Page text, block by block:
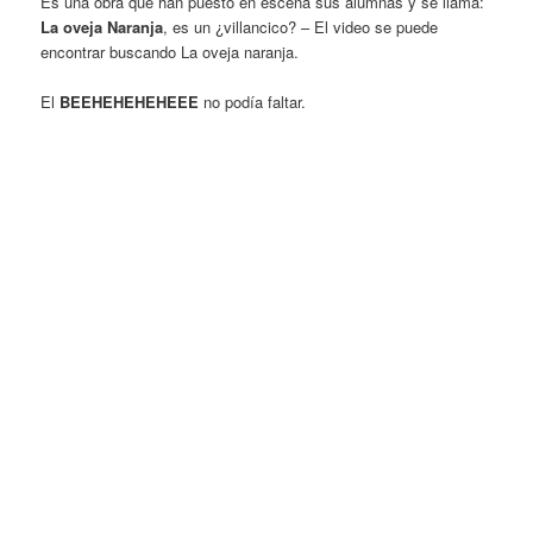
La oveja Naranja, es un ¿villancico? – El video se puede
encontrar buscando La oveja naranja.
El BEEHEHEHEHEEE no podía faltar.